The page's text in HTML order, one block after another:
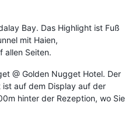
Bay. Das Highlight ist Fuß
mit Haien,
allen Seiten.
@ Golden Nugget Hotel. Der
auf dem Display auf der
hinter der Rezeption, wo Sie